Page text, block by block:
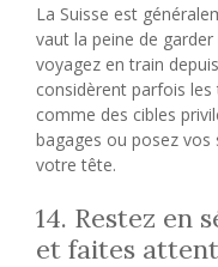
La Suisse est
vaut la peine de
voyagez en train
considèrent parfois
comme des cibles
bagages ou posez vos
votre tête.
14. Restez en
et faites